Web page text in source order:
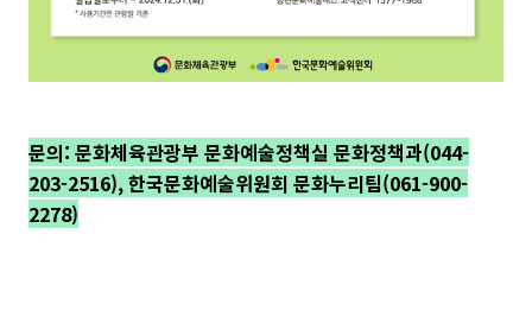
문의: 문화체육관광부 문화예술정책실 문화정책과(044-
203-2516), 한국문화예술위원회 문화누리팀(061-900-
2278)